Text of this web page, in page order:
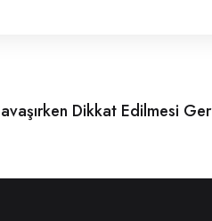
Dikkat Edilmesi Ger